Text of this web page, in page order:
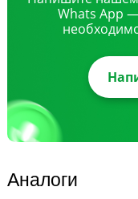
Whats App
Аналоги